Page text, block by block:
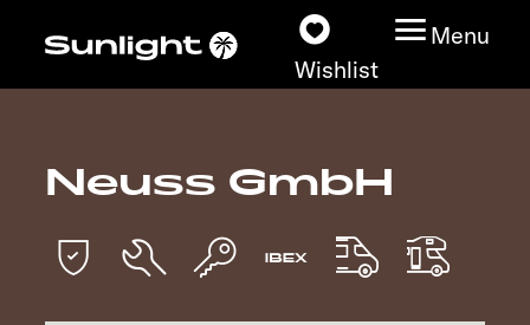
Wishlist
Menu
Models
Vehicle Guide
Neuss GmbH